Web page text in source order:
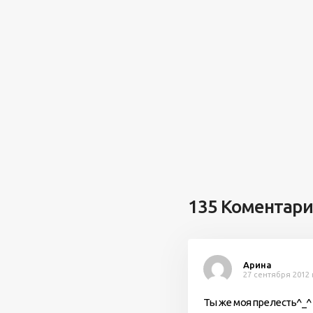
135
Арина
27 сентября 2012
Ты же моя прелесть^_^